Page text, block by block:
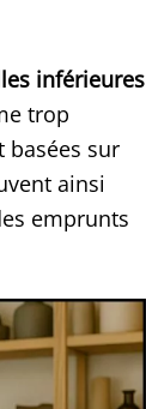
inférieures
trop
basées sur
ainsi
emprunts